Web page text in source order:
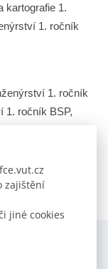
kartografie 1.
1. ročník
1. ročník
1. ročník BSP,
zajištění
jiné cookies